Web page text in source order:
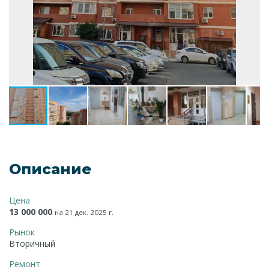
Описание
Цена
13 000 000 на 21 дек. 2025 г.
Рынок
Вторичный
Ремонт